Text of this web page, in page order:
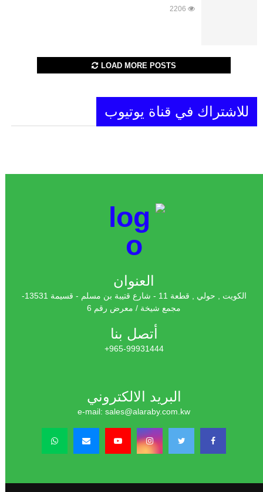
2206
LOAD MORE POSTS
للاشتراك في قناة يوتيوب
العنوان
الكويت , حولي , قطعة 11 - شارع قتيبة بن مسلم - قسيمة 13531-
مجمع شيخة / معرض رقم 6
أتصل بنا
965-99931444+
البريد الالكتروني
e-mail: sales@alaraby.com.kw